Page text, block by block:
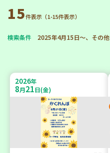
15件表示（1-15件表示）
検索条件 2025年4月15日～、その他
2026年
8月21日(金)